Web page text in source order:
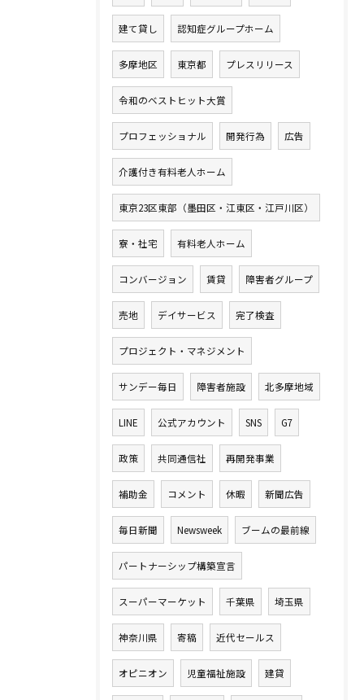
建て貸し 認知症グループホーム
多摩地区 東京都 プレスリリース
令和のベストヒット大賞
プロフェッショナル 開発行為 広告
介護付き有料老人ホーム
東京23区東部（墨田区・江東区・江戸川区）
寮・社宅 有料老人ホーム
コンバージョン 賃貸 障害者グループ
売地 デイサービス 完了検査
プロジェクト・マネジメント
サンデー毎日 障害者施設 北多摩地域
LINE 公式アカウント SNS G7
政策 共同通信社 再開発事業
補助金 コメント 休暇 新聞広告
毎日新聞 Newsweek ブームの最前線
パートナーシップ構築宣言
スーパーマーケット 千葉県 埼玉県
神奈川県 寄稿 近代セールス
オピニオン 児童福祉施設 建貸